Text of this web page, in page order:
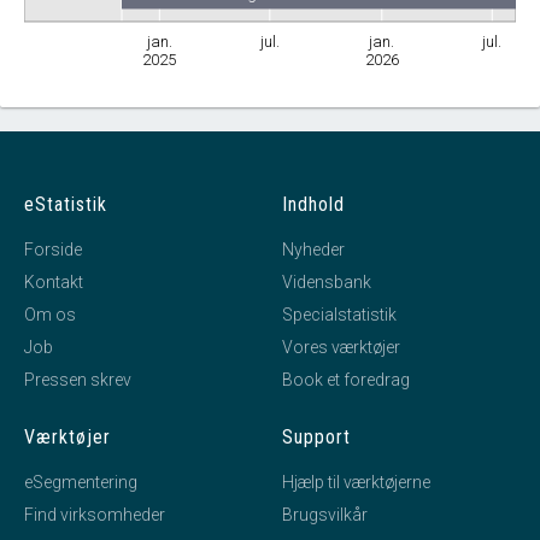
jan.
2025
jul.
jan.
2026
jul.
eStatistik
Forside
Kontakt
Om os
Job
Pressen skrev
Indhold
Nyheder
Vidensbank
Specialstatistik
Vores værktøjer
Book et foredrag
Værktøjer
eSegmentering
Find virksomheder
Support
Hjælp til værktøjerne
Brugsvilkår